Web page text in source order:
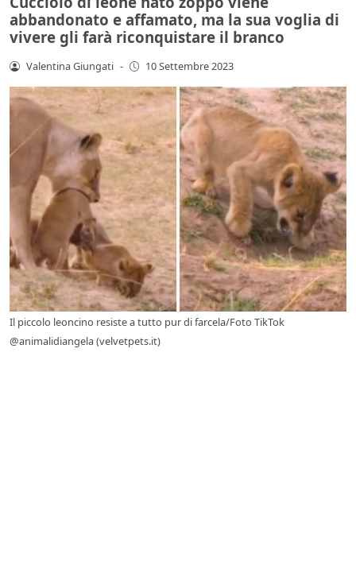
abbandonato e affamato, ma la sua voglia di
vivere gli farà riconquistare il branco
Valentina Giungati - 10 Settembre 2023
Il piccolo leoncino resiste a tutto pur di farcela/Foto TikTok
@animalidiangela (velvetpets.it)